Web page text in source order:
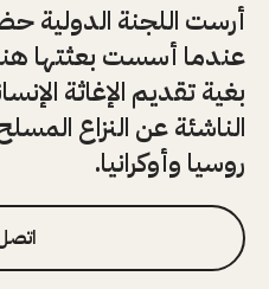
أرست اللجنة الدولية
بغية تقديم الإغاثة
الناشئة عن النزاع
روسيا وأوكرانيا.